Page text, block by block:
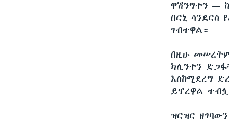
ዋሽንግተን —
በርኒ ሳንደርስ
ገብተዋል።
በዚሁ
ክሊንተን
እስከሚደረግ
ይኖረዋል
ዝርዝር